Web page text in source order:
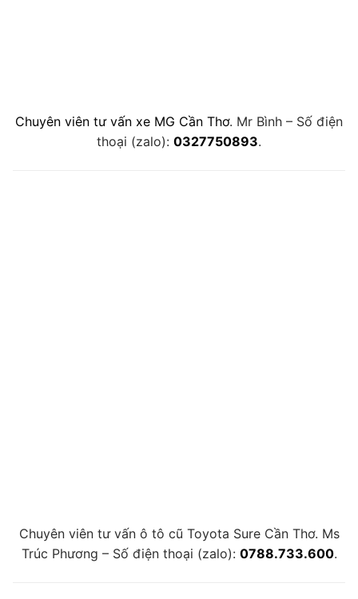
Chuyên viên tư vấn xe MG Cần Thơ. Mr Bình – Số điện
thoại (zalo): 0327750893.
Chuyên viên tư vấn ô tô cũ Toyota Sure Cần Thơ. Ms
Trúc Phương – Số điện thoại (zalo): 0788.733.600.